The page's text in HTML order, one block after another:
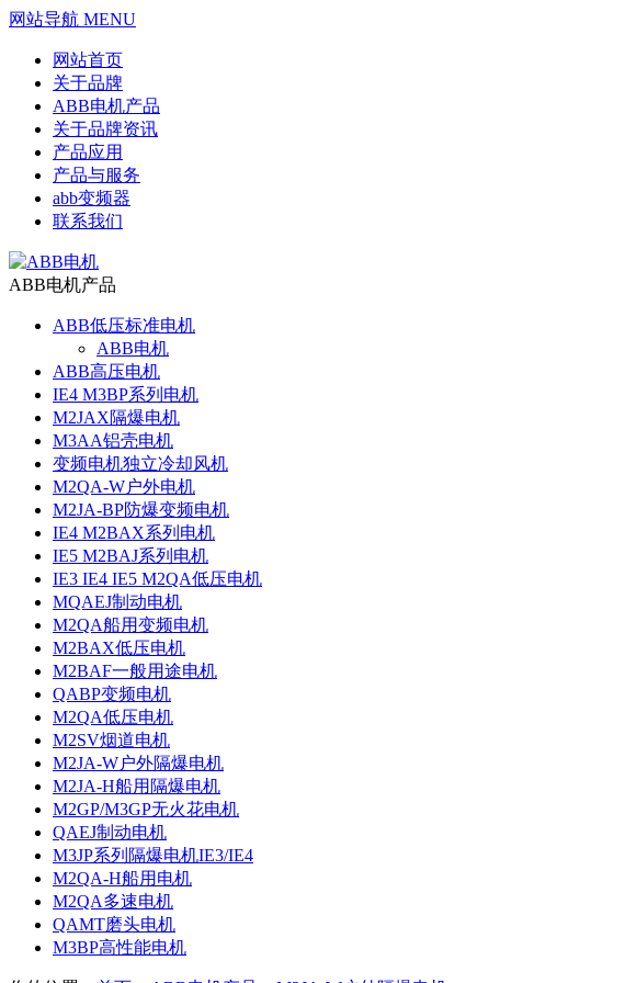
网站导航 MENU
网站首页
关于品牌
ABB电机产品
关于品牌资讯
产品应用
产品与服务
abb变频器
联系我们
ABB电机产品
ABB低压标准电机
ABB电机
ABB高压电机
IE4 M3BP系列电机
M2JAX隔爆电机
M3AA铝壳电机
变频电机独立冷却风机
M2QA-W户外电机
M2JA-BP防爆变频电机
IE4 M2BAX系列电机
IE5 M2BAJ系列电机
IE3 IE4 IE5 M2QA低压电机
MQAEJ制动电机
M2QA船用变频电机
M2BAX低压电机
M2BAF一般用途电机
QABP变频电机
M2QA低压电机
M2SV烟道电机
M2JA-W户外隔爆电机
M2JA-H船用隔爆电机
M2GP/M3GP无火花电机
QAEJ制动电机
M3JP系列隔爆电机IE3/IE4
M2QA-H船用电机
M2QA多速电机
QAMT磨头电机
M3BP高性能电机